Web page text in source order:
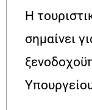
Η
σημαίνει